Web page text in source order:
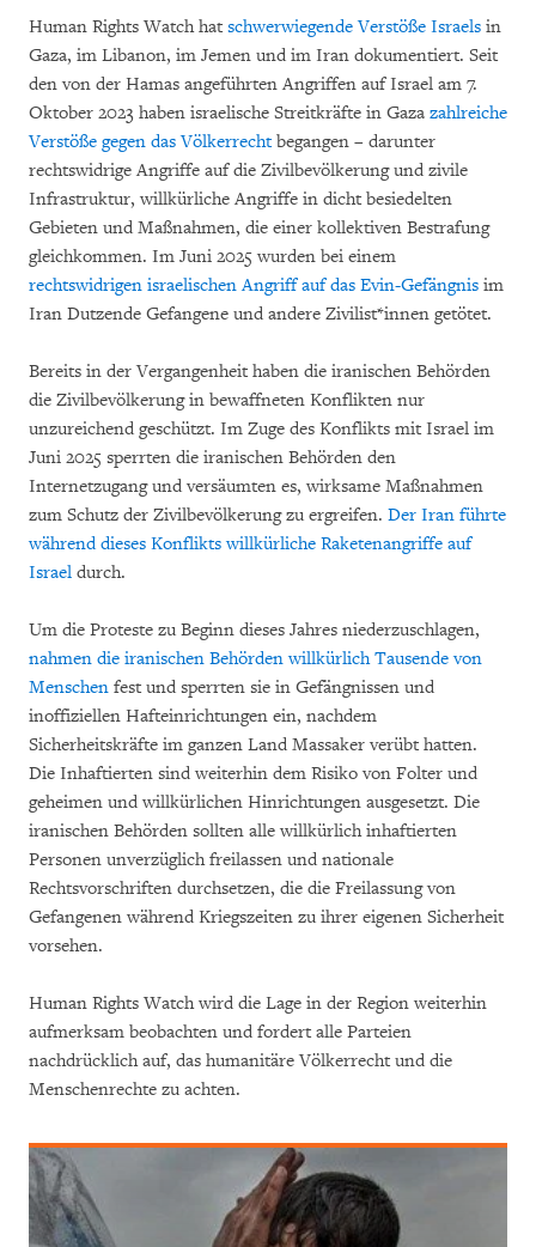
Human Rights Watch hat schwerwiegende Verstöße Israels in
Gaza, im Libanon, im Jemen und im Iran dokumentiert. Seit
den von der Hamas angeführten Angriffen auf Israel am 7.
Oktober 2023 haben israelische Streitkräfte in Gaza zahlreiche
Verstöße gegen das Völkerrechtbegangen – darunter
rechtswidrige Angriffe auf die Zivilbevölkerung und zivile
Infrastruktur, willkürliche Angriffe in dicht besiedelten
Gebieten und Maßnahmen, die einer kollektiven Bestrafung
gleichkommen. Im Juni 2025 wurden bei einem
rechtswidrigen israelischen Angriff auf das Evin-Gefängnis im
Iran Dutzende Gefangene und andere Zivilist*innen getötet.
Bereits in der Vergangenheit haben die iranischen Behörden
die Zivilbevölkerung in bewaffneten Konflikten nur
unzureichend geschützt. Im Zuge des Konflikts mit Israel im
Juni 2025 sperrten die iranischen Behörden den
Internetzugang und versäumten es, wirksame Maßnahmen
zum Schutz der Zivilbevölkerung zu ergreifen. Der Iran führte
während dieses Konflikts willkürliche Raketenangriffe auf
Israel durch.
Um die Proteste zu Beginn dieses Jahres niederzuschlagen,
nahmen die iranischen Behörden willkürlich Tausende von
Menschen fest und sperrten sie in Gefängnissen und
inoffiziellen Hafteinrichtungen ein, nachdem
Sicherheitskräfte im ganzen Land Massaker verübt hatten.
Die Inhaftierten sind weiterhin dem Risiko von Folter und
geheimen und willkürlichen Hinrichtungen ausgesetzt. Die
iranischen Behörden sollten alle willkürlich inhaftierten
Personen unverzüglich freilassen und nationale
Rechtsvorschriften durchsetzen, die die Freilassung von
Gefangenen während Kriegszeiten zu ihrer eigenen Sicherheit
vorsehen.
Human Rights Watch wird die Lage in der Region weiterhin
aufmerksam beobachten und fordert alle Parteien
nachdrücklich auf, das humanitäre Völkerrecht und die
Menschenrechte zu achten.